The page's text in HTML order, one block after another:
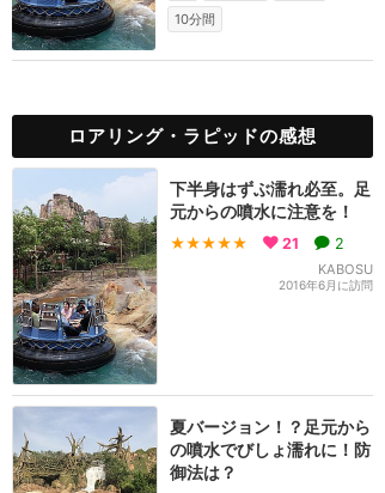
10分間
ロアリング・ラピッドの感想
下半身はずぶ濡れ必至。足
元からの噴水に注意を！
★★★★★ 21 2
KABOSU
2016年6月に訪問
夏バージョン！？足元から
の噴水でびしょ濡れに！防
御法は？